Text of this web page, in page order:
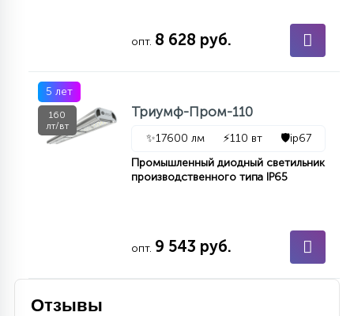
С УПРАВЛЕНИЕМ
опт. 8 628 руб.
5 лет
160
лт/вт
Триумф-Пром-110
✨17600 лм ⚡110 вт 🛡️ip67
Промышленный диодный светильник
производственного типа IP65
опт. 9 543 руб.
Отзывы